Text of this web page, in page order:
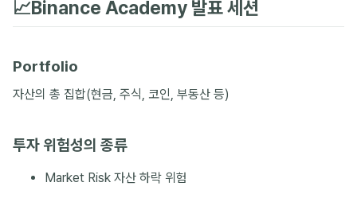
📈Binance Academy 발표 세션
Portfolio
자산의 총 집합(현금, 주식, 코인, 부동산 등)
투자 위험성의 종류
Market Risk 자산 하락 위험